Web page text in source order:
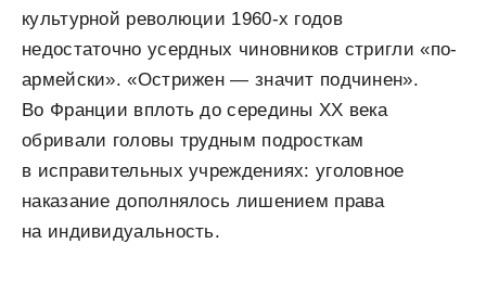
культурной революции 1960-х годов
недостаточно усердных чиновников стригли «по-
армейски». «Острижен — значит подчинен».
Во Франции вплоть до середины XX века
обривали головы трудным подросткам
в исправительных учреждениях: уголовное
наказание дополнялось лишением права
на индивидуальность.